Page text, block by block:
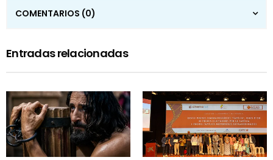
COMENTARIOS (0)
Entradas relacionadas